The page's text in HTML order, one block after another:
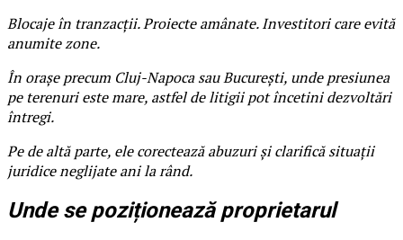
Blocaje în tranzacții. Proiecte amânate. Investitori care evită
anumite zone.
În orașe precum Cluj-Napoca sau București, unde presiunea
pe terenuri este mare, astfel de litigii pot încetini dezvoltări
întregi.
Pe de altă parte, ele corectează abuzuri și clarifică situații
juridice neglijate ani la rând.
Unde se poziționează proprietarul